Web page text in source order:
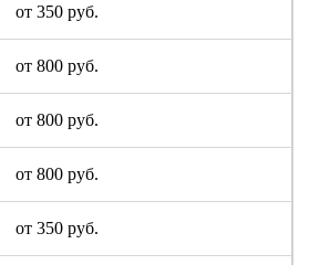
от 350 руб.
от 800 руб.
от 800 руб.
от 800 руб.
от 350 руб.
белья
или термостата